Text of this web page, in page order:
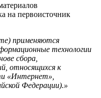
на первоисточник
применяются
технологии
сбора,
относящихся к
«Интернет»,
Федерации).»